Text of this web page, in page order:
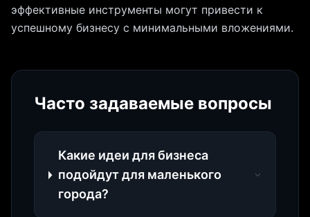
эффективные инструменты могут привести к
успешному бизнесу с минимальными вложениями.
Часто задаваемые вопросы
Какие идеи для бизнеса
подойдут для маленького
города?